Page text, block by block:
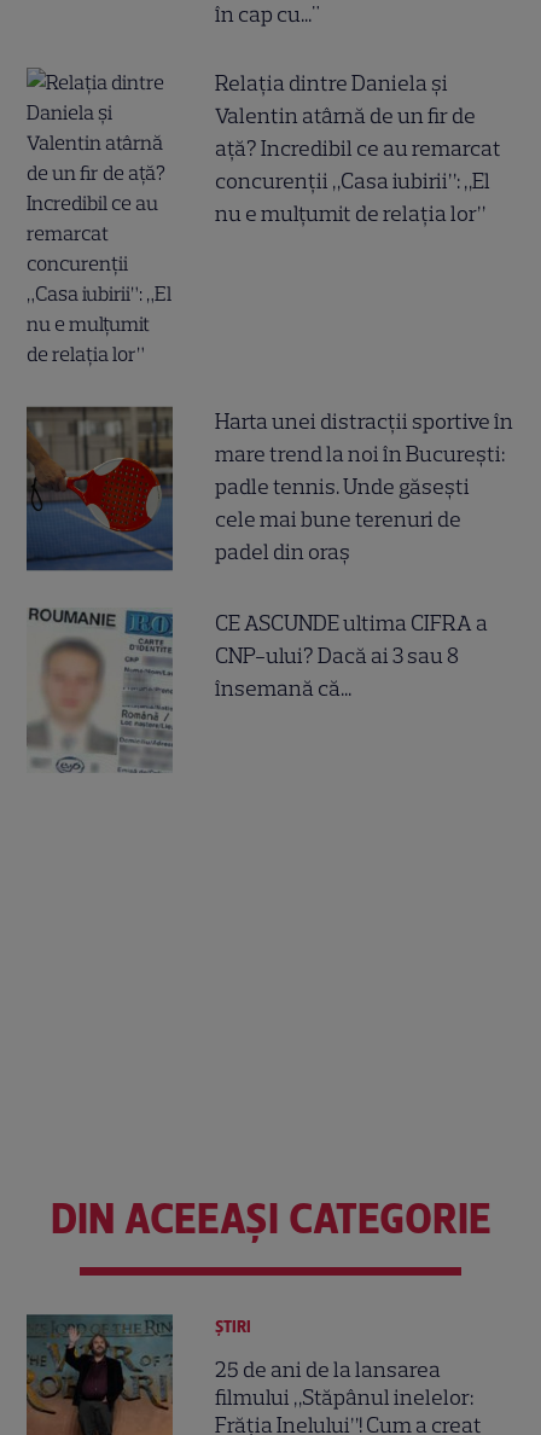
în cap cu..."
Relația dintre Daniela și
Valentin atârnă de un fir de
ață? Incredibil ce au remarcat
concurenții „Casa iubirii”: „El
nu e mulțumit de relația lor”
Harta unei distracții sportive în
mare trend la noi în București:
padle tennis. Unde găsești
cele mai bune terenuri de
padel din oraș
CE ASCUNDE ultima CIFRA a
CNP-ului? Dacă ai 3 sau 8
însemană că...
DIN ACEEAȘI CATEGORIE
ȘTIRI
25 de ani de la lansarea
filmului „Stăpânul inelelor:
Frăția Inelului”! Cum a creat